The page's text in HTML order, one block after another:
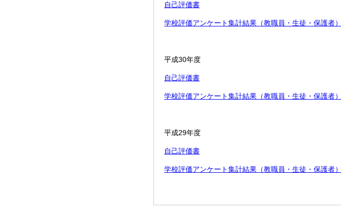
自己評価書
学校評価アンケート集計結果（教職員・生徒・保護者）
平成30年度
自己評価書
学校評価アンケート集計結果（教職員・生徒・保護者）
平成29年度
自己評価書
学校評価アンケート集計結果（教職員・生徒・保護者）